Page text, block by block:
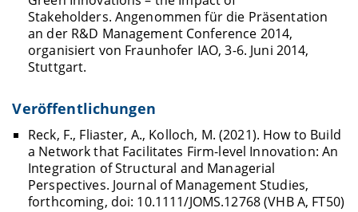
Stakeholders. Angenommen für die Präsentation
an der R&D Management Conference 2014,
organisiert von Fraunhofer IAO, 3-6. Juni 2014,
Stuttgart.
Veröffentlichungen
Reck, F., Fliaster, A., Kolloch, M. (2021). How to Build
a Network that Facilitates Firm-level Innovation: An
Integration of Structural and Managerial
Perspectives. Journal of Management Studies,
forthcoming, doi: 10.1111/JOMS.12768 (VHB A, FT50)